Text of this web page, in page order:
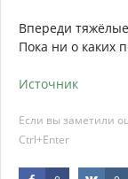
Впереди
Пока ни о каких
Источник
Если вы заметили
Ctrl+Enter